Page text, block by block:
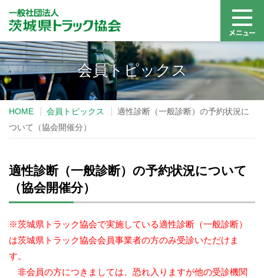
会員トピックス
HOME 会員トピックス
適性診断（一般診断）の予約状況に
ついて（協会開催分）
適性診断（一般診断）の予約状況について
（協会開催分）
※茨城県トラック協会で実施している適性診断（一般診断）
は茨城県トラック協会会員事業者の方のみ受診いただけま
す。
非会員の方につきましては、恐れ入りますが他の受診機関